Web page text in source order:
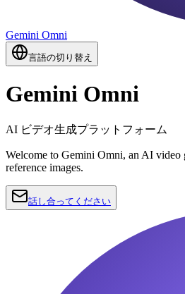
Gemini Omni
言語の切り替え
Gemini Omni
AI ビデオ生成プラットフォーム
Welcome to Gemini Omni, an AI video
reference images.
話し合ってください